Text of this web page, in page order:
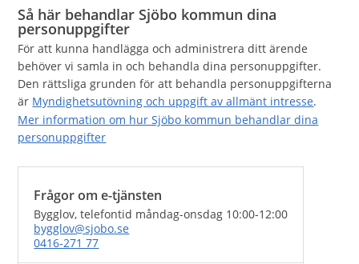
Så här behandlar Sjöbo kommun dina
personuppgifter
För att kunna handlägga och administrera ditt ärende
behöver vi samla in och behandla dina personuppgifter.
Den rättsliga grunden för att behandla personuppgifterna
är Myndighetsutövning och uppgift av allmänt intresse.
Mer information om hur Sjöbo kommun behandlar dina
personuppgifter
Frågor om e-tjänsten
Bygglov, telefontid måndag-onsdag 10:00-12:00
bygglov@sjobo.se
0416-271 77